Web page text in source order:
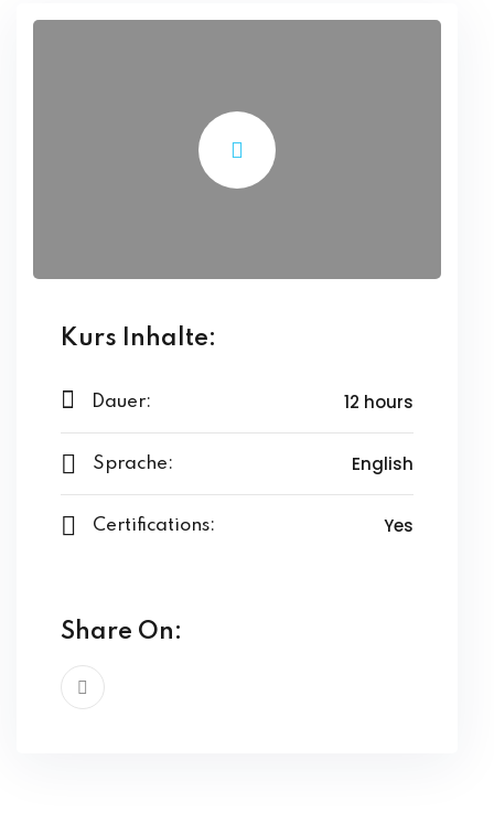
Kurs Inhalte:
Dauer: 12 hours
Sprache: English
Certifications: Yes
Share On: